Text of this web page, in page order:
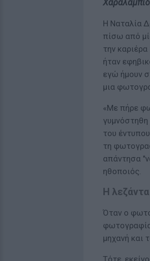
Η Ναταλία
πίσω από
την
ήταν
εγώ ήμουν
μια
«Με πήρε
γυμνόστηθη
του
τη
απάντησα
ηθοποιός.
Η
Όταν ο
μηχανή και